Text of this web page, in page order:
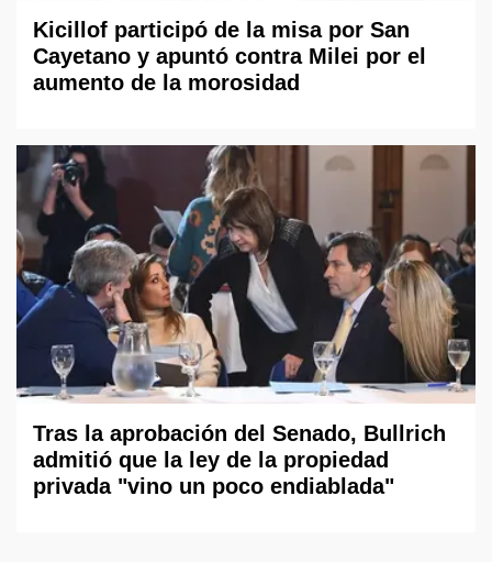
Kicillof participó de la misa por San
Cayetano y apuntó contra Milei por el
aumento de la morosidad
Tras la aprobación del Senado, Bullrich
admitió que la ley de la propiedad
privada "vino un poco endiablada"